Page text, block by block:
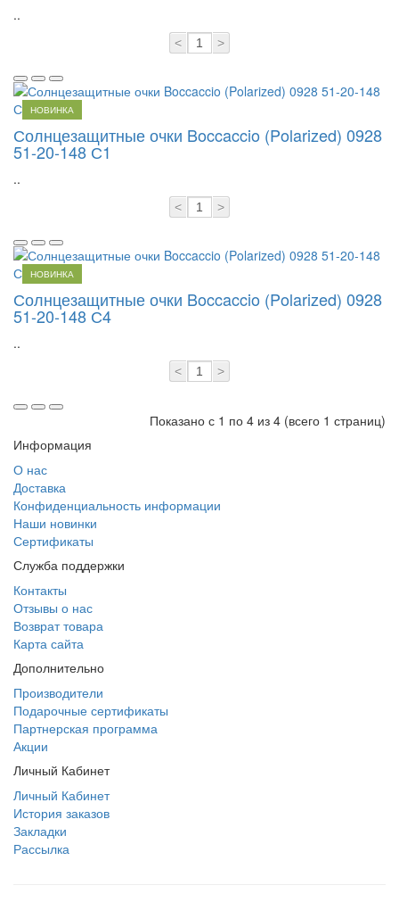
..
< >
НОВИНКА
Солнцезащитные очки Boccaccio (Polarized) 0928
51-20-148 С1
..
< >
НОВИНКА
Солнцезащитные очки Boccaccio (Polarized) 0928
51-20-148 С4
..
< >
Показано с 1 по 4 из 4 (всего 1 страниц)
Информация
О нас
Доставка
Конфиденциальность информации
Наши новинки
Сертификаты
Служба поддержки
Контакты
Отзывы о нас
Возврат товара
Карта сайта
Дополнительно
Производители
Подарочные сертификаты
Партнерская программа
Акции
Личный Кабинет
Личный Кабинет
История заказов
Закладки
Рассылка